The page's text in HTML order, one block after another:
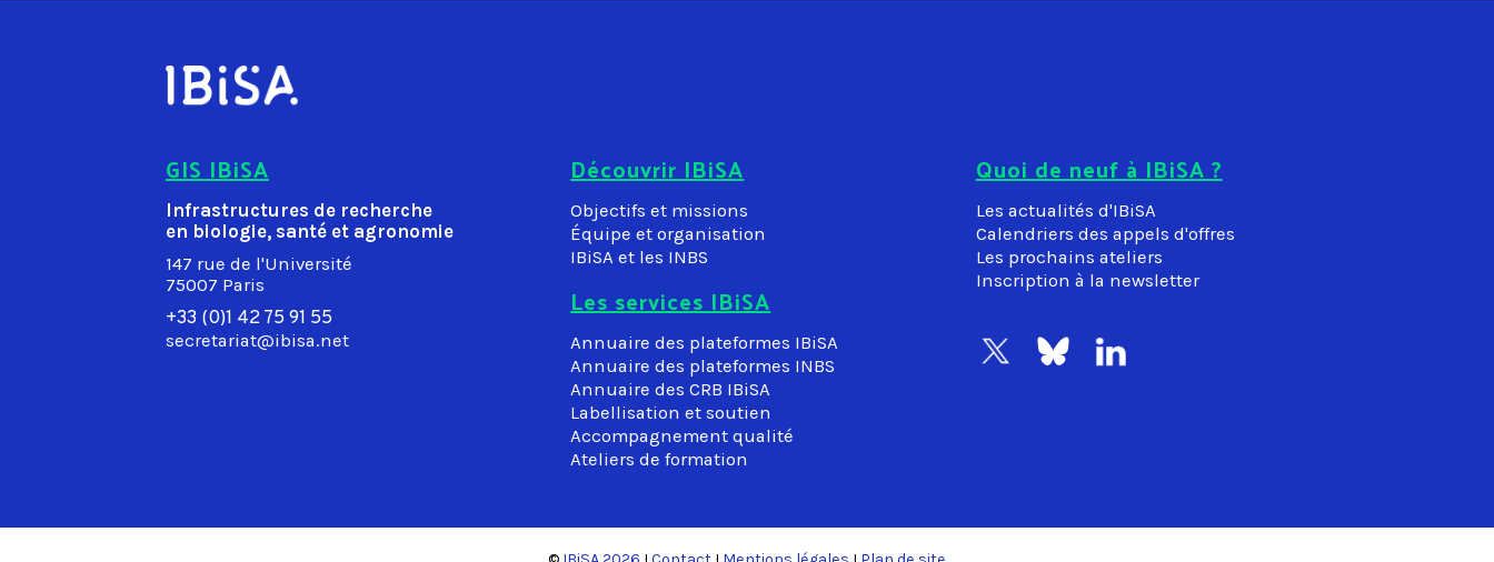
GIS IBiSA
Infrastructures de recherche
en biologie, santé et agronomie
147 rue de l'Université
75007 Paris
+33 (0)1 42 75 91 55
secretariat@ibisa.net
Découvrir IBiSA
Objectifs et missions
Équipe et organisation
IBiSA et les INBS
Les services IBiSA
Annuaire des plateformes IBiSA
Annuaire des plateformes INBS
Annuaire des CRB IBiSA
Labellisation et soutien
Accompagnement qualité
Ateliers de formation
Quoi de neuf à IBiSA ?
Les actualités d'IBiSA
Calendriers des appels d'offres
Les prochains ateliers
Inscription à la newsletter